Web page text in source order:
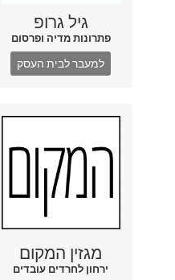
גיל גרופ
פתרונות מדיה ופרסום
למעבר לבית העסק
מגזין המקום
ירחון לחרדים עובדים